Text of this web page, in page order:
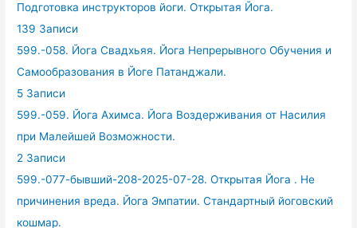
Подготовка инструкторов йоги. Открытая Йога.
139 Записи
599.-058. Йога Свадхьяя. Йога Непрерывного Обучения и
Самообразования в Йоге Патанджали.
5 Записи
599.-059. Йога Ахимса. Йога Воздерживания от Насилия
при Малейшей Возможности.
2 Записи
599.-077-бывший-208-2025-07-28. Открытая Йога . Не
причинения вреда. Йога Эмпатии. Стандартный йоговский
кошмар.